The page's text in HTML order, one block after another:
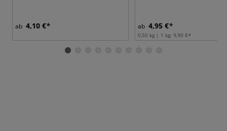
ab 4,10 € ab 4,95 €
0,50 kg | 1 kg: 9,90 €